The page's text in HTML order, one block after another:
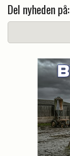
Del nyheden på: